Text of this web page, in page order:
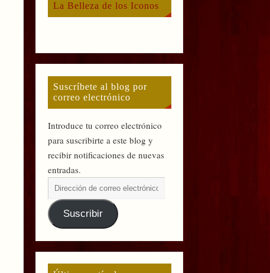
La Belleza de los Iconos
Suscríbete al blog por
correo electrónico
Introduce tu correo electrónico
para suscribirte a este blog y
recibir notificaciones de nuevas
entradas.
Suscribir